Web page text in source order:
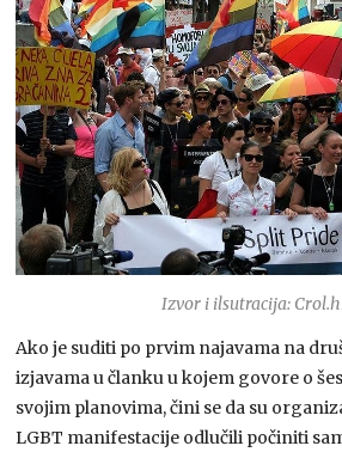
Izvor i ilsutracija:
Ako je suditi po prvim najavama na
izjavama u članku u kojem govore o
svojim planovima, čini se da su
LGBT manifestacije odlučili počiniti